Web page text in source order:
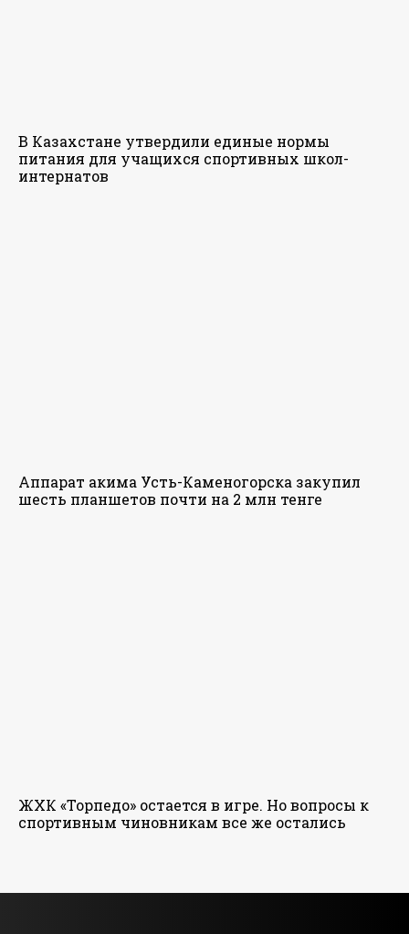
В Казахстане утвердили единые нормы
питания для учащихся спортивных школ-
интернатов
Аппарат акима Усть-Каменогорска закупил
шесть планшетов почти на 2 млн тенге
ЖХК «Торпедо» остается в игре. Но вопросы к
спортивным чиновникам все же остались